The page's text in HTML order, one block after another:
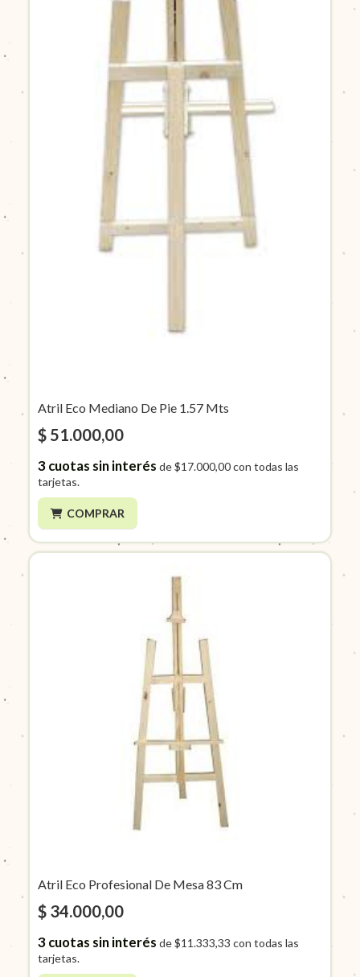
Atril Eco Mediano De Pie 1.57 Mts
$ 51.000,00
3cuotas sin interés de$17.000,00con todas las
tarjetas.
COMPRAR
Atril Eco Profesional De Mesa 83 Cm
$ 34.000,00
3cuotas sin interés de$11.333,33 con todas las
tarjetas.